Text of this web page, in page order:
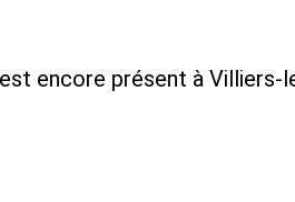
encore présent à